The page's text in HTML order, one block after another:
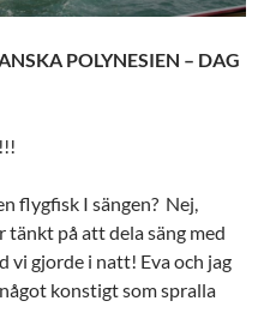
POLYNESIEN – DAG
flygfisk I sängen? Nej,
på att dela säng med
vi gjorde i natt! Eva och jag
konstigt som spralla